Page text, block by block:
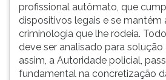
profissional autômato, que
dispositivos legais e se mantém
criminologia que lhe rodeia.
deve ser analisado para
assim, a Autoridade policial,
fundamental na concretização